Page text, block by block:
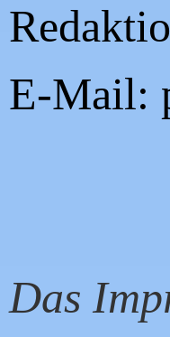
E-Mail:
Das